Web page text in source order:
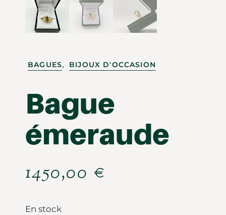
BAGUES, BIJOUX D'OCCASION
Bague
émeraude
1450,00 €
En stock